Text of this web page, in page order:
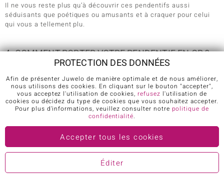
Il ne vous reste plus qu’à découvrir ces pendentifs aussi
séduisants que poétiques ou amusants et à craquer pour celui
qui vous a tellement plu.
4. COMMENT PORTER VOTRE PENDENTIF EN OR ?
Le pendentif le plus beau ne prendra toute sa valeur que s’il vous
convient parfaitement. Il peut sublimer votre silhouette si vous
savez très bien le porter. Dans le cas contraire, il risque de
mettre en valeur vos petits défauts et ce n’est pas le but
recherché. Voici quelques conseils pour bannir les erreurs :
Vous êtes plutôt petite : évitez les pendentifs en or trop
imposant et les chaines trop longues. Cela risque de vous tasser
et de faire ressortir ce que vous considérez peut-être comme un
défaut. Il sera plus joli s’il reste fin et s’il tombe juste à la
naissance des seins. En revanche, le temps d’une fête ou d’une
soirée spéciale, faites-vous plaisir et arborez un modèle plus
PROTECTION DES DONNÉES
Afin de présenter Juwelo de manière optimale et de nous améliorer,
nous utilisons des cookies. En cliquant sur le bouton "accepter",
vous acceptez l'utilisation de cookies, refusez l'utilisation de
cookies ou décidez du type de cookies que vous souhaitez accepter.
Pour plus d'informations, veuillez consulter notre politique de
confidentialité.
Accepter tous les cookies
Éditer